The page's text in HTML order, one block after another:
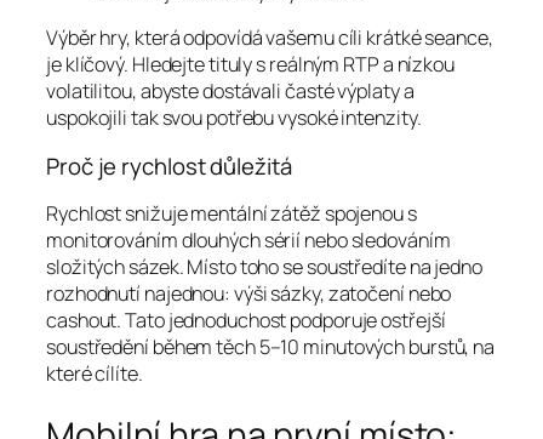
Výběr hry, která odpovídá vašemu cíli krátké seance,
je klíčový. Hledejte tituly s reálným RTP a nízkou
volatilitou, abyste dostávali časté výplaty a
uspokojili tak svou potřebu vysoké intenzity.
Proč je rychlost důležitá
Rychlost snižuje mentální zátěž spojenou s
monitorováním dlouhých sérií nebo sledováním
složitých sázek. Místo toho se soustředíte na jedno
rozhodnutí najednou: výši sázky, zatočení nebo
cashout. Tato jednoduchost podporuje ostřejší
soustředění během těch 5–10 minutových burstů, na
které cílíte.